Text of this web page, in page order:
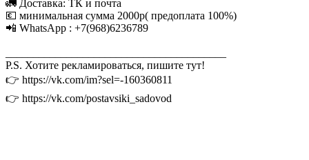
🚛 Доставка: ТК и почта
💶 минимальная сумма 2000р( предоплата 100%)
📲 WhatsApp : +7(968)6236789
P.S. Хотите рекламироваться, пишите тут!
👉 https://vk.com/im?sel=-160360811
👉 https://vk.com/postavsiki_sadovod